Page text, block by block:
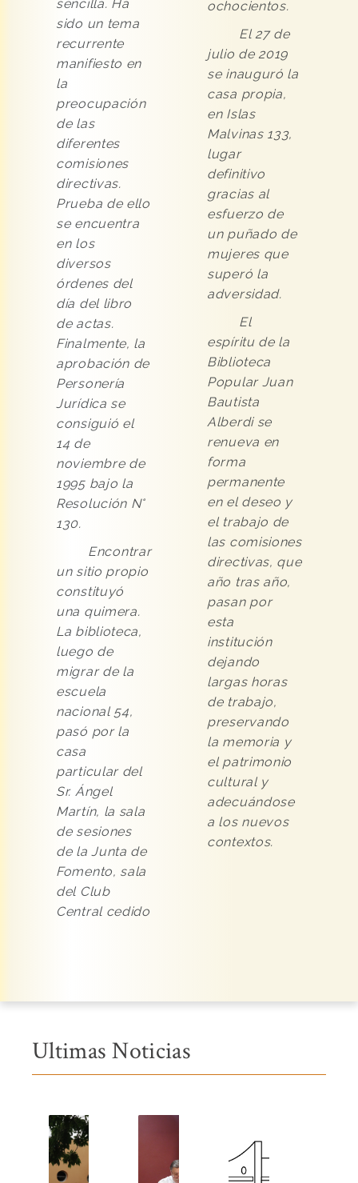
sencilla. Ha
sido un tema
recurrente
manifiesto en
la
preocupación
de las
diferentes
comisiones
directivas.
Prueba de ello
se encuentra
en los
diversos
órdenes del
día del libro
de actas.
Finalmente, la
aprobación de
Personería
Jurídica se
consiguió el
14 de
noviembre de
1995 bajo la
Resolución N°
130.
Encontrar
un sitio propio
constituyó
una quimera.
La biblioteca,
luego de
migrar de la
escuela
nacional 54,
pasó por la
casa
particular del
Sr. Ángel
Martín, la sala
de sesiones
de la Junta de
Fomento, sala
del Club
Central cedido
ochocientos.
El 27 de
julio de 2019
se inauguró la
casa propia,
en Islas
Malvinas 133,
lugar
definitivo
gracias al
esfuerzo de
un puñado de
mujeres que
superó la
adversidad.
El
espíritu de la
Biblioteca
Popular Juan
Bautista
Alberdi se
renueva en
forma
permanente
en el deseo y
el trabajo de
las comisiones
directivas, que
año tras año,
pasan por
esta
institución
dejando
largas horas
de trabajo,
preservando
la memoria y
el patrimonio
cultural y
adecuándose
a los nuevos
contextos.
Ultimas Noticias